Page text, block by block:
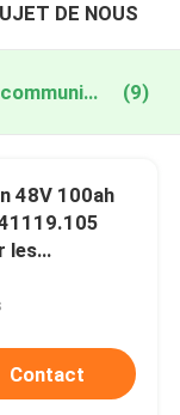
DE NOUS
Chine Batterie au lithium de télécommunication (9)
48V 100ah
les
prises
Contact